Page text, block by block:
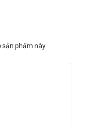
sản phẩm này